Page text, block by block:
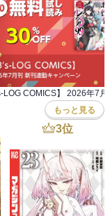
もっと見る
3位